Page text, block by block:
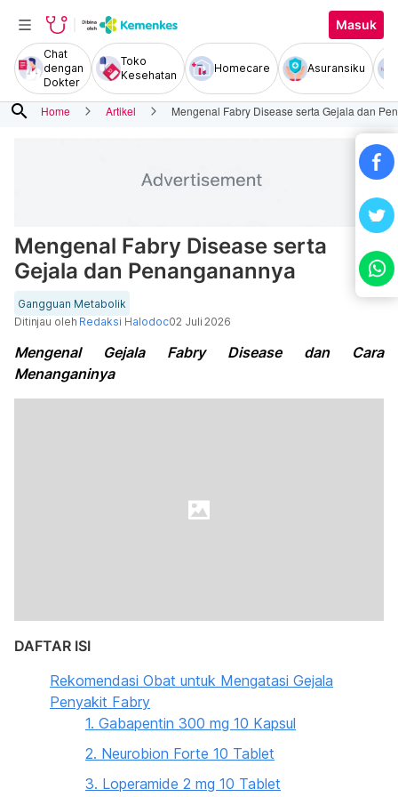
Masuk
Chat
dengan
Dokter
Toko
Kesehatan
Homecare Asuransiku
search Home Artikel Mengenal Fabry Disease serta Gejala dan
Mengenal Fabry Disease serta
Gejala dan Penanganannya
Gangguan Metabolik
Ditinjau oleh Redaksi Halodoc02 Juli 2026
Mengenal Gejala Fabry Disease dan Cara
Menanganinya
DAFTAR ISI
Rekomendasi Obat untuk Mengatasi Gejala
Penyakit Fabry
1. Gabapentin 300 mg 10 Kapsul
2. Neurobion Forte 10 Tablet
3. Loperamide 2 mg 10 Tablet